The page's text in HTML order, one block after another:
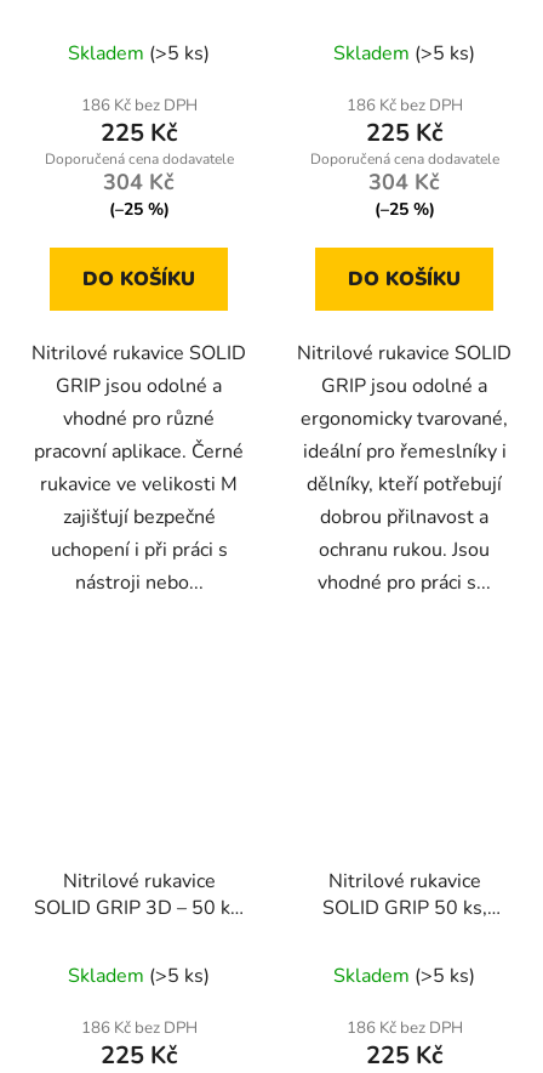
Skladem (>5 ks)
186 Kč bez DPH
225 Kč
304 Kč
(–25 %)
DO KOŠÍKU
Nitrilové rukavice SOLID
GRIP jsou odolné a
vhodné pro různé
pracovní aplikace. Černé
rukavice ve velikosti M
zajišťují bezpečné
uchopení i při práci s
nástroji nebo...
Skladem (>5 ks)
186 Kč bez DPH
225 Kč
304 Kč
(–25 %)
DO KOŠÍKU
Nitrilové rukavice SOLID
GRIP jsou odolné a
ergonomicky tvarované,
ideální pro řemeslníky i
dělníky, kteří potřebují
dobrou přilnavost a
ochranu rukou. Jsou
vhodné pro práci s...
Nitrilové rukavice
SOLID GRIP 3D – 50 ks,
G75200-S
Skladem (>5 ks)
186 Kč bez DPH
225 Kč
Nitrilové rukavice
SOLID GRIP 50 ks,
Geko G75201-M
Skladem (>5 ks)
186 Kč bez DPH
225 Kč